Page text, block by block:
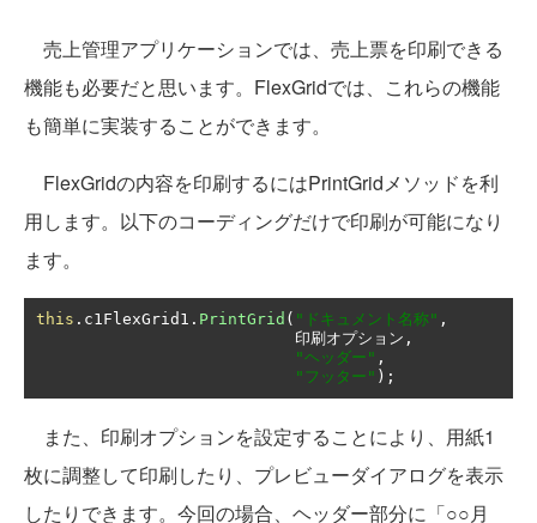
売上管理アプリケーションでは、売上票を印刷できる
機能も必要だと思います。FlexGridでは、これらの機能
も簡単に実装することができます。
FlexGridの内容を印刷するにはPrintGridメソッドを利
用します。以下のコーディングだけで印刷が可能になり
ます。
this . c1FlexGrid1 . PrintGrid ( "ドキュメント名称" ,
印刷オプション,
"ヘッダー" ,
"フッター" );
また、印刷オプションを設定することにより、用紙1
枚に調整して印刷したり、プレビューダイアログを表示
したりできます。今回の場合、ヘッダー部分に「○○月